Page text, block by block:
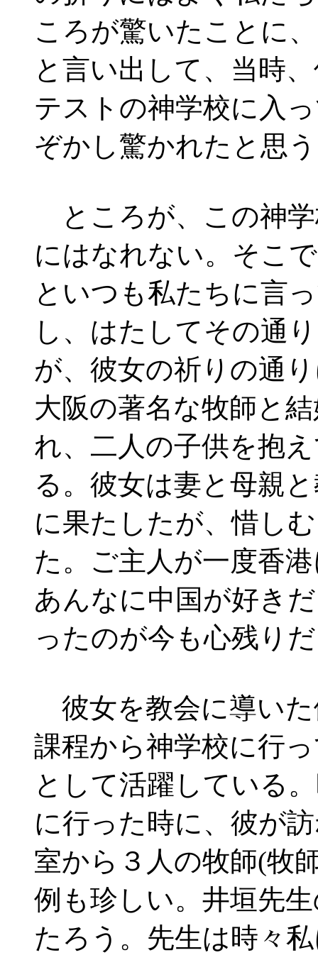
ころが驚いたことに
と言い出して、当時
テストの神学校に入
ぞかし驚かれたと思
ところが、この神
にはなれない。そこ
といつも私たちに言
し、はたしてその通
が、彼女の祈りの通
大阪の著名な牧師と
れ、二人の子供を抱
る。彼女は妻と母親
に果たしたが、惜し
た。ご主人が一度香
あんなに中国が好き
ったのが今も心残り
彼女を教会に導いた
課程から神学校に行
として活躍している
に行った時に、彼が
室から３人の牧師(牧
例も珍しい。井垣先
たろう。先生は時々